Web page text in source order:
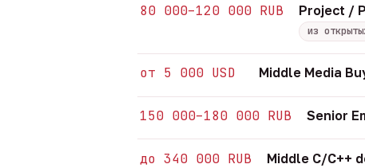
80 000–120 000 RUB Project /
из
от 5 000 USD Middle Media
150 000–180 000 RUB Senior
до 340 000 RUB Middle C/C++